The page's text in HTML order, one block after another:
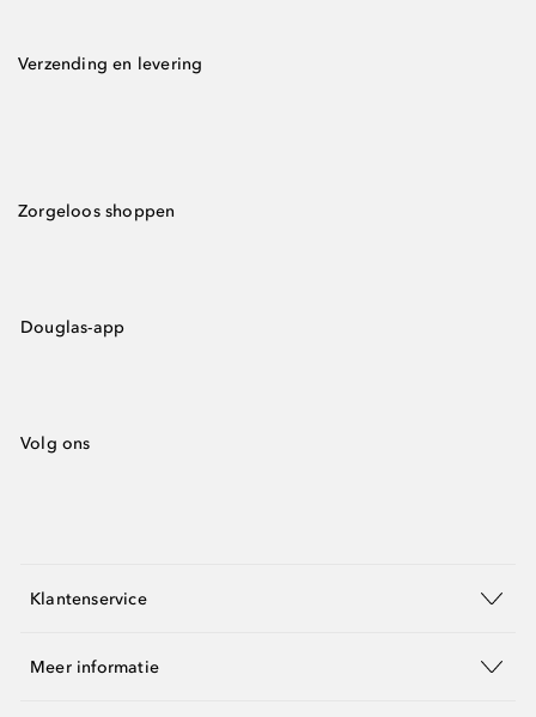
Verzending en levering
Zorgeloos shoppen
Douglas-app
Volg ons
Klantenservice
Meer informatie